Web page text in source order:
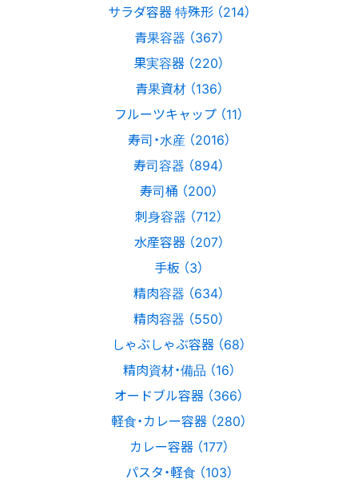
サラダ容器 特殊形 （214）
青果容器 （367）
果実容器 （220）
青果資材 （136）
フルーツキャップ （11）
寿司・水産 （2016）
寿司容器 （894）
寿司桶 （200）
刺身容器 （712）
水産容器 （207）
手板 （3）
精肉容器 （634）
精肉容器 （550）
しゃぶしゃぶ容器 （68）
精肉資材・備品 （16）
オードブル容器 （366）
軽食・カレー容器 （280）
カレー容器 （177）
パスタ・軽食 （103）